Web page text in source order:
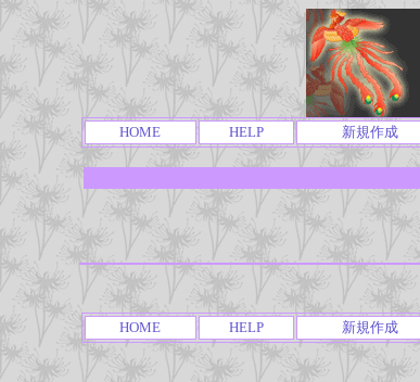
HOME HELP 新規作成
HOME HELP 新規作成